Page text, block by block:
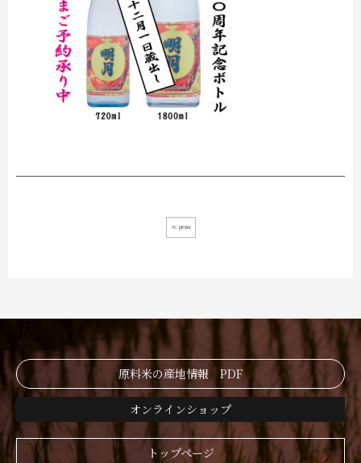
≪ prev
原料米の産地情報 PDF
オンラインショップ
トップページ